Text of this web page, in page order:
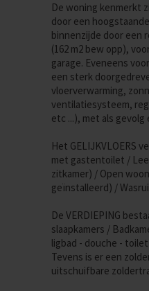
De woning kenmerkt
door een
binnenzijde door een
(162 m2 bew opp),
garage. Eveneens
een sterk
vloerverwarming,
ventilatiesysteem,
etc ...), met als gevolg
Het GELIJKVLOERS
met gastentoilet /
zitkamer) / Open
geïnstalleerd) /
De VERDIEPING
slaapkamers /
ligbad - douche -
Tevens is er een
uitschuifbare